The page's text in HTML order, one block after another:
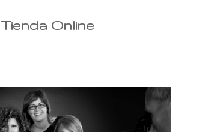
Tienda Online